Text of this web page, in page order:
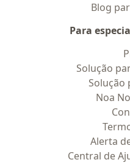
Blog
Para
Solução
Solução
Noa
Alerta
Central de